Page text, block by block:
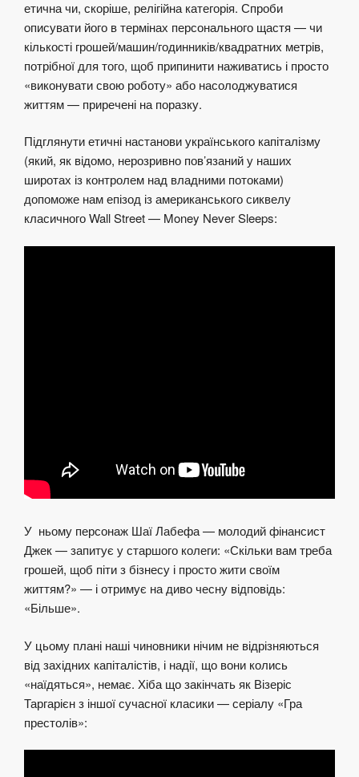
етична чи, скоріше, релігійна категорія. Спроби
описувати його в термінах персонального щастя — чи
кількості грошей/машин/годинників/квадратних метрів,
потрібної для того, щоб припинити наживатись і просто
«виконувати свою роботу» або насолоджуватися
життям — приречені на поразку.
Підглянути етичні настанови українського капіталізму
(який, як відомо, нерозривно пов’язаний у наших
широтах із контролем над владними потоками)
допоможе нам епізод із американського сиквелу
класичного Wall Street — Money Never Sleeps:
У ньому персонаж Шаї Лабефа — молодий фінансист
Джек — запитує у старшого колеги: «Скільки вам треба
грошей, щоб піти з бізнесу і просто жити своїм
життям?» — і отримує на диво чесну відповідь:
«Більше».
У цьому плані наші чиновники нічим не відрізняються
від західних капіталістів, і надії, що вони колись
«наїдяться», немає. Хіба що закінчать як Візеріс
Таргарієн з іншої сучасної класики — серіалу «Гра
престолів»: